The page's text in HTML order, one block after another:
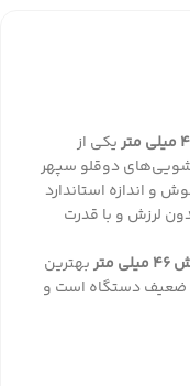
یکی از
دوقلو سپهر
و اندازه استاندارد
لرزش و با قدرت
بهترین
ضعیف دستگاه است و